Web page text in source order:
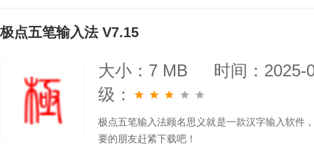
极点五笔输入法 V7.15
大小：7 MB
时间：2025-
级：
极点五笔输入法顾名思义就是一款汉字输入软件
要的朋友赶紧下载吧！